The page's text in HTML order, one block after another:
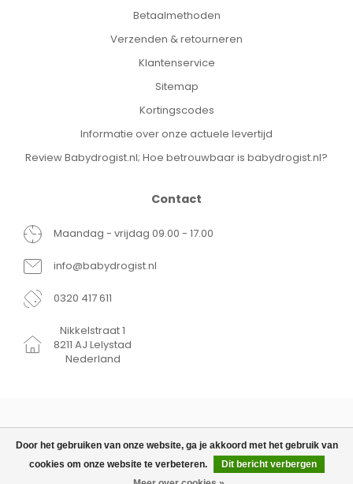
TOEVOEGEN AAN WINKELWAGEN
Door het gebruiken van onze website, ga je akkoord met het gebruik van
cookies om onze website te verbeteren.
Dit bericht verbergen
Betaalmethoden
Verzenden & retourneren
Klantenservice
Sitemap
Kortingscodes
Informatie over onze actuele levertijd
Review Babydrogist.nl; Hoe betrouwbaar is babydrogist.nl?
Contact
Maandag - vrijdag 09.00 - 17.00
info@babydrogist.nl
0320 417 611
Nikkelstraat 1
8211 AJ Lelystad
Nederland
© Copyright 2026 Babydrogist.nl